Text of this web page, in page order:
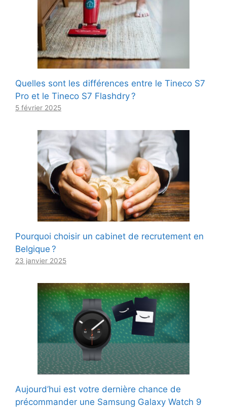
Quelles sont les différences entre le Tineco S7
Pro et le Tineco S7 Flashdry ?
5 février 2025
Pourquoi choisir un cabinet de recrutement en
Belgique ?
23 janvier 2025
Aujourd’hui est votre dernière chance de
précommander une Samsung Galaxy Watch 9